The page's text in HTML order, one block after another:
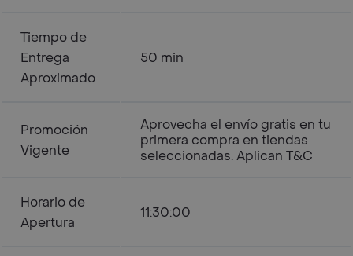
Tiempo de
Entrega
Aproximado
50 min
Promoción
Vigente
Aprovecha el envío gratis en tu
primera compra en tiendas
seleccionadas. Aplican T&C
Horario de
Apertura
11:30:00